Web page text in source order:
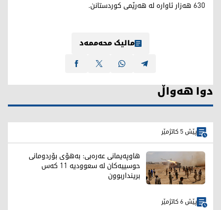
630 هەزار ئاوارە لە هەرێمی کوردستانن.
مالیک محەممەد
دوا هەواڵ
پێش 5 کاتژمێر
هاوپەیمانی عەرەبی: بەهۆی بۆردومانی
حوسییەکان لە سعوودیە 11 کەس
برینداربوون
پێش 6 کاتژمێر